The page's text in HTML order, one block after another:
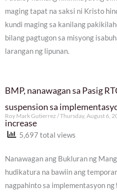
maging tapat na saksi ni Kristo
kundi maging sa kanilang
bilang pagtugon sa misyong
larangan ng lipunan.
BMP, nanawagan sa Pasig
suspension sa
increase
Roy Mark Gutierrez Thursday, August 6,
5,697 total views
Nanawagan ang Bukluran ng
hudikatura na bawiin ang
nagpahinto sa implementasyon